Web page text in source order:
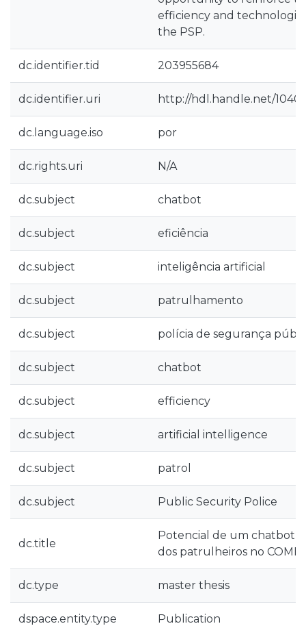
efficiency and
the PSP.
dc.identifier.tid 203955684
dc.identifier.uri http://hdl.handle.net/
dc.language.iso por
dc.rights.uri N/A
dc.subject chatbot
dc.subject eficiência
dc.subject inteligência artificial
dc.subject patrulhamento
dc.subject polícia de segurança
dc.subject chatbot
dc.subject efficiency
dc.subject artificial intelligence
dc.subject patrol
dc.subject Public Security Police
dc.title
Potencial de um chatbot
dos patrulheiros no
dc.type master thesis
dspace.entity.type Publication